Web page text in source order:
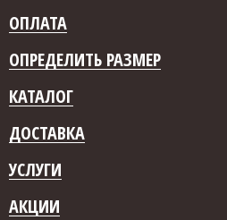
ОПЛАТА
ОПРЕДЕЛИТЬ РАЗМЕР
КАТАЛОГ
ДОСТАВКА
УСЛУГИ
АКЦИИ